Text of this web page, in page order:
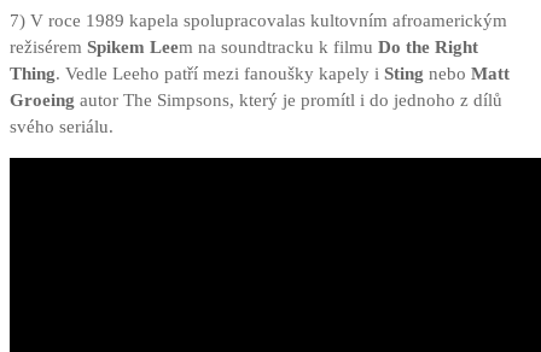
7) V roce 1989 kapela spolupracovalas kultovním afroamerickým
režisérem Spikem Leem na soundtracku k filmu Do the Right
Thing. Vedle Leeho patří mezi fanoušky kapely i Sting nebo Matt
Groeing autor The Simpsons, který je promítl i do jednoho z dílů
svého seriálu.